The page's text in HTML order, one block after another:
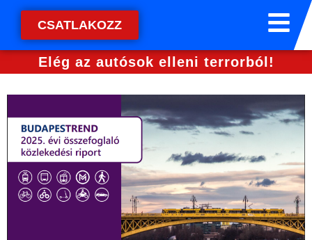
CSATLAKOZZ
Elég az autósok elleni terrorból!